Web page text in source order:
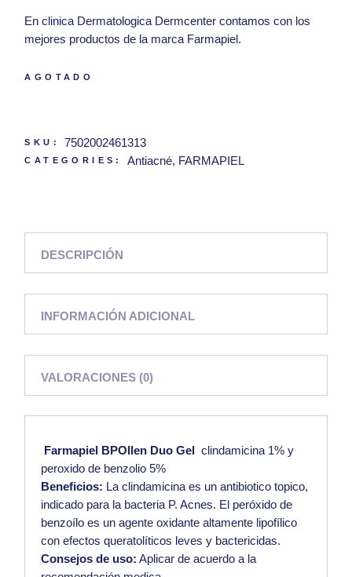
En clinica Dermatologica Dermcenter contamos con los
mejores productos de la marca Farmapiel.
AGOTADO
SKU: 7502002461313
CATEGORIES: Antiacné, FARMAPIEL
DESCRIPCIÓN
INFORMACIÓN ADICIONAL
VALORACIONES (0)
Farmapiel BPOllen Duo Gel clindamicina 1% y
peroxido de benzolio 5%
Beneficios: La clindamicina es un antibiotico topico,
indicado para la bacteria P.Acnes. El peróxido de
benzoílo es un agente oxidante altamente lipofílico
con efectos queratolíticos leves y bactericidas.
Consejos de uso: Aplicar de acuerdo a la